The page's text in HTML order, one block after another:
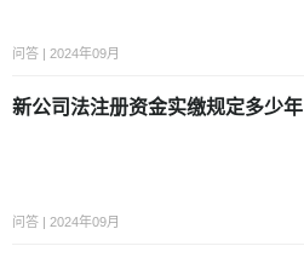
问答 | 2024年09月
新公司法注册资金实缴规定多少年
问答 | 2024年09月